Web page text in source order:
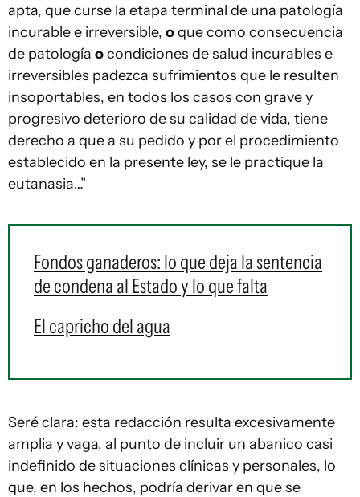
apta, que curse la etapa terminal de una patología
incurable e irreversible, oque como consecuencia
de patología ocondiciones de salud incurables e
irreversibles padezca sufrimientos que le resulten
insoportables, en todos los casos con grave y
progresivo deterioro de su calidad de vida, tiene
derecho a que a su pedido y por el procedimiento
establecido en la presente ley, se le practique la
eutanasia…”
Fondos ganaderos: lo que deja la sentencia
de condena al Estado y lo que falta
El capricho del agua
Seré clara: esta redacción resulta excesivamente
amplia y vaga, al punto de incluir un abanico casi
indefinido de situaciones clínicas y personales, lo
que, en los hechos, podría derivar en que se